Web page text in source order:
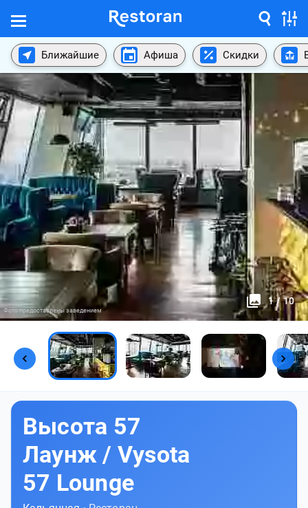
Ближайшие Афиша Скидки
1 / 10
Фото предоставлены заведением
Высота 57
Лаунж / Vysota
57 Lounge